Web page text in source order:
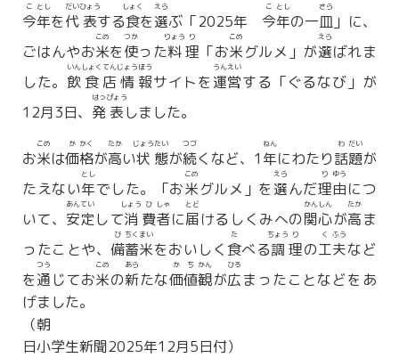
今
こ
年
とし
を代
だい
表
ひょう
する食
しょく
を選
えら
ぶ「2025年 今
こ
年
とし
の一皿
さら
」に、
ごはんやお米
こめ
を使
つか
った料
りょう
理
り
「お米
こめ
グルメ」が選
えら
ばれま
した。 飲
いん
食
しょく
店
てん
情
じょう
報
ほう
サイトを 運
うん
営
えい
する「ぐるなび」が
12月3日、 発
はっ
表
ぴょう
しました。
お米
こめ
は価
か
格
かく
が高
たか
い状
じょう
態
たい
が続
つづ
くなど、1 年
ねん
にわたり話
わ
題
だい
が
たえない年
とし
でした。「お米
こめ
グルメ」を 選
えら
んだ理
り
由
ゆう
につ
いて、 安
あん
定
てい
して消
しょう
費
ひ
者
しゃ
に届
とど
けるしくみへの関
かん
心
しん
が高
たか
ま
ったことや、 備
び
蓄
ちく
米
まい
をおいしく食
た
べる調
ちょう
理
り
の工
く
夫
ふう
など
を通
つう
じてお米
こめ
の新
あら
たな価
か
値
ち
観
かん
が広
ひろ
まったことなどをあ
げました。
（朝
日小学生新聞2025年12月5日付）